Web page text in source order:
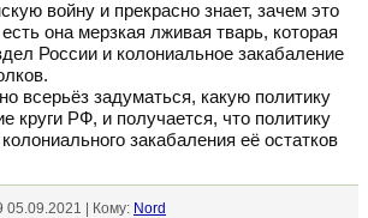
войну и прекрасно знает, зачем это
она мерзкая лживая тварь, которая
России и колониальное закабаление
всерьёз задуматься, какую политику
круги РФ, и получается, что политику
закабаления её остатков
05.09.2021 | Кому: Nord